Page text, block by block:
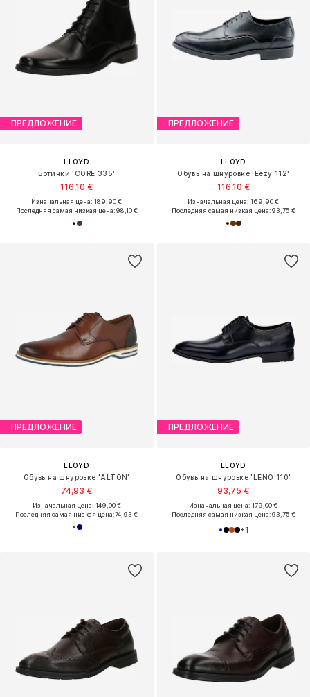
ПРЕДЛОЖЕНИЕ
LLOYD
Ботинки 'CORE 335'
116,10 €
Изначальная цена: 189,90 €
Последняя самая низкая цена:98,10 €
ПРЕДЛОЖЕНИЕ
LLOYD
Обувь на шнуровке 'Eezy 112'
116,10 €
Изначальная цена: 169,90 €
Последняя самая низкая цена:93,75 €
ПРЕДЛОЖЕНИЕ
LLOYD
Обувь на шнуровке 'ALTON'
74,93 €
Изначальная цена: 149,00 €
Последняя самая низкая цена:74,93 €
ПРЕДЛОЖЕНИЕ
LLOYD
Обувь на шнуровке 'LENO 110'
93,75 €
Изначальная цена: 179,00 €
Последняя самая низкая цена:93,75 €
+1